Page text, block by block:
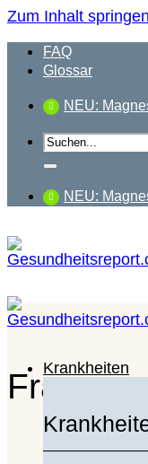
Zum Inhalt springen
FAQ
Glossar
NEU:
NEU:
Krankheiten
Frau